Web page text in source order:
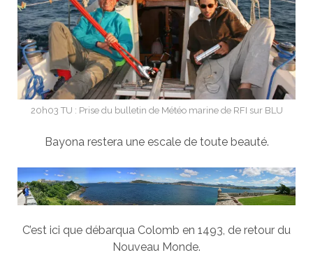
20h03 TU : Prise du bulletin de Météo marine de RFI sur BLU
Bayona restera une escale de toute beauté.
C’est ici que débarqua Colomb en 1493, de retour du
Nouveau Monde.